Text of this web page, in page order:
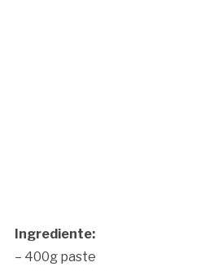
Ingrediente:
– 400g paste